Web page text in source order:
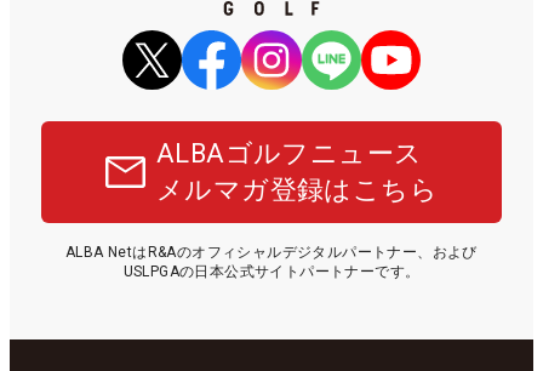
ALBAゴルフニュース
メルマガ登録はこちら
ALBA NetはR&Aのオフィシャルデジタルパートナー、および
USLPGAの日本公式サイトパートナーです。